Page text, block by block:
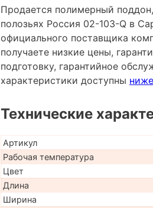
Продается полимерный
полозьях Россия 02-103-Q в
официального поставщика
получаете низкие цены,
подготовку, гарантийное
характеристики доступны ниже
Технические
Артикул
Рабочая температура
Цвет
Длина
Ширина